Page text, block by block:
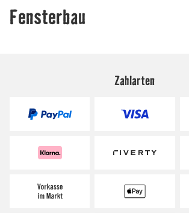
Zahlarten